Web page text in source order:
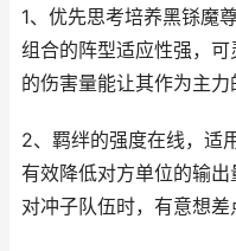
1、优先思考培养黑铩魔
组合的阵型适应性强，
的伤害量能让其作为主力
2、羁绊的强度在线，适
有效降低对方单位的输
对冲子队伍时，有意想差